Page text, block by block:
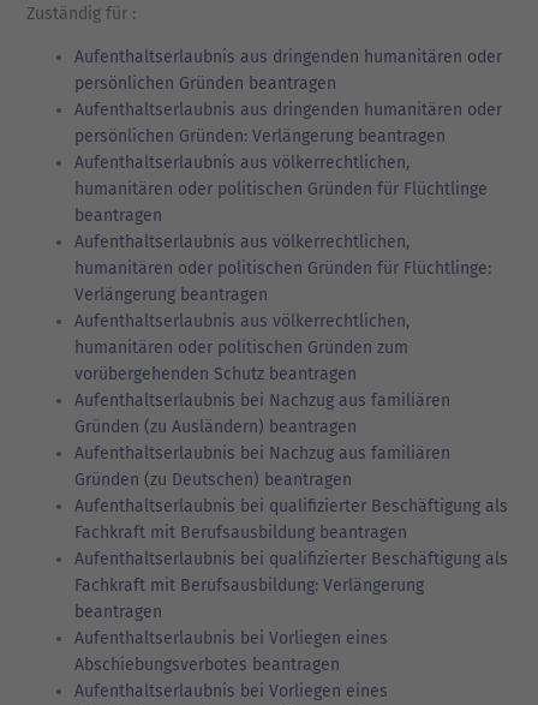
Zuständig für :
Aufenthaltserlaubnis aus dringenden humanitären oder
persönlichen Gründen beantragen
Aufenthaltserlaubnis aus dringenden humanitären oder
persönlichen Gründen: Verlängerung beantragen
Aufenthaltserlaubnis aus völkerrechtlichen,
humanitären oder politischen Gründen für Flüchtlinge
beantragen
Aufenthaltserlaubnis aus völkerrechtlichen,
humanitären oder politischen Gründen für Flüchtlinge:
Verlängerung beantragen
Aufenthaltserlaubnis aus völkerrechtlichen,
humanitären oder politischen Gründen zum
vorübergehenden Schutz beantragen
Aufenthaltserlaubnis bei Nachzug aus familiären
Gründen (zu Ausländern) beantragen
Aufenthaltserlaubnis bei Nachzug aus familiären
Gründen (zu Deutschen) beantragen
Aufenthaltserlaubnis bei qualifizierter Beschäftigung als
Fachkraft mit Berufsausbildung beantragen
Aufenthaltserlaubnis bei qualifizierter Beschäftigung als
Fachkraft mit Berufsausbildung: Verlängerung
beantragen
Aufenthaltserlaubnis bei Vorliegen eines
Abschiebungsverbotes beantragen
Aufenthaltserlaubnis bei Vorliegen eines